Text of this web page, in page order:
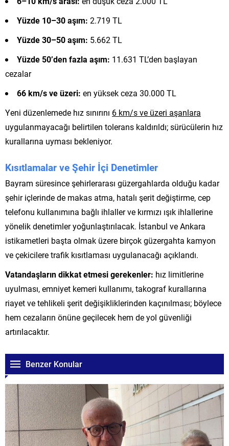
Yüzde 10–30 aşım: 2.719 TL
Yüzde 30–50 aşım: 5.662 TL
Yüzde 50’den fazla aşım: 11.631 TL’den başlayan
cezalar
66 km/s ve üzeri: en yüksek ceza 30.000 TL
Yeni düzenlemede hız sınırını 6 km/s ve üzeri aşanlara
uygulanmayacağı belirtilen tolerans kaldırıldı; sürücülerin hız
kurallarına uyması bekleniyor.
Kısıtlamalar ve Şehir İçi Denetimler
Bayram süresince şehirlerarası güzergahlarda olduğu kadar
şehir içlerinde de makas atma, hatalı şerit değiştirme, cep
telefonu kullanımına bağlı ihlaller ve kırmızı ışık ihlallerine
yönelik denetimler yoğunlaştırılacak. İstanbul ve Ankara
istikametleri başta olmak üzere birçok güzergahta kamyon
ve çekicilere trafik kısıtlaması uygulanacağı açıklandı.
Vatandaşların dikkat etmesi gerekenler: hız limitlerine
uyulması, emniyet kemeri kullanımı, takograf kurallarına
riayet ve tehlikeli şerit değişikliklerinden kaçınılması; böylece
hem cezaların önüne geçilecek hem de yol güvenliği
artırılacaktır.
Benzer Konular